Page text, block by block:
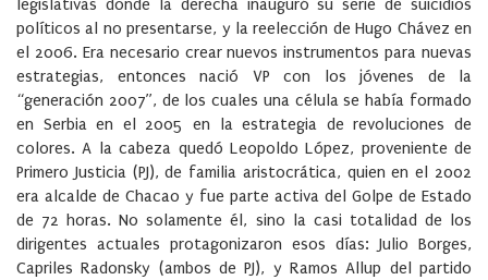
legislativas donde la derecha inauguró su serie de suicidios
políticos al no presentarse, y la reelección de Hugo Chávez en
el 2006. Era necesario crear nuevos instrumentos para nuevas
estrategias, entonces nació VP con los jóvenes de la
“generación 2007”, de los cuales una célula se había formado
en Serbia en el 2005 en la estrategia de revoluciones de
colores. A la cabeza quedó Leopoldo López, proveniente de
Primero Justicia (PJ), de familia aristocrática, quien en el 2002
era alcalde de Chacao y fue parte activa del Golpe de Estado
de 72 horas. No solamente él, sino la casi totalidad de los
dirigentes actuales protagonizaron esos días: Julio Borges,
Capriles Radonsky (ambos de PJ), y Ramos Allup del partido